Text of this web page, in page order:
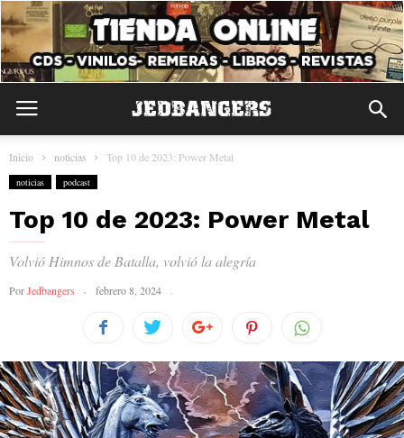
Inicio noticias Top 10 de 2023: Power Metal
noticias podcast
Top 10 de 2023: Power Metal
Volvió Himnos de Batalla, volvió la alegría
PorJedbangers febrero 8, 2024